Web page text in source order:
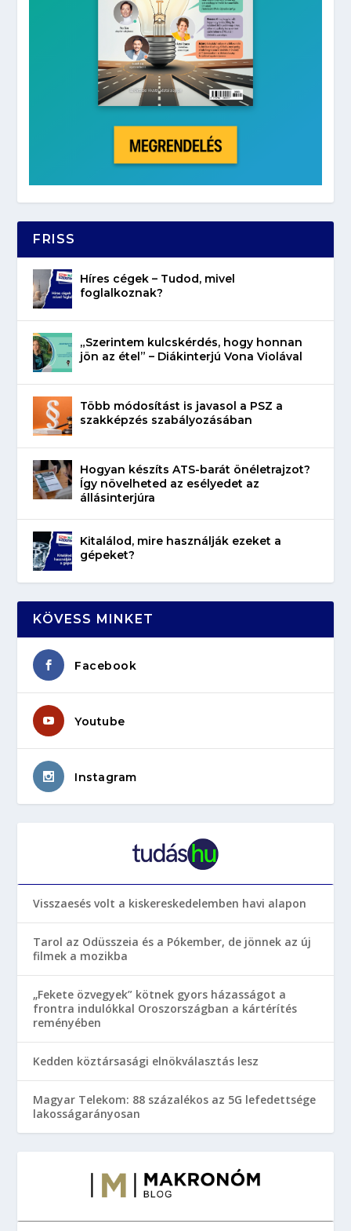
FRISS
Híres cégek – Tudod, mivel
foglalkoznak?
„Szerintem kulcskérdés, hogy honnan
jön az étel” – Diákinterjú Vona Violával
Több módosítást is javasol a PSZ a
szakképzés szabályozásában
Hogyan készíts ATS-barát önéletrajzot?
Így növelheted az esélyedet az
állásinterjúra
Kitalálod, mire használják ezeket a
gépeket?
KÖVESS MINKET
Facebook
Youtube
Instagram
Visszaesés volt a kiskereskedelemben havi alapon
Tarol az Odüsszeia és a Pókember, de jönnek az új
filmek a mozikba
„Fekete özvegyek” kötnek gyors házasságot a
frontra indulókkal Oroszországban a kártérítés
reményében
Kedden köztársasági elnökválasztás lesz
Magyar Telekom: 88 százalékos az 5G lefedettsége
lakosságarányosan